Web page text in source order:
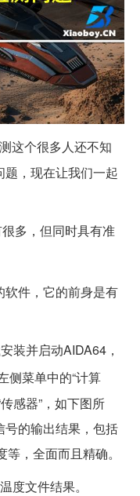
这个很多人还不知
，现在让我们一起
多，但同时具有准
件，它的前身是有
并启动AIDA64，
菜单中的“计算
感器”，如下图所
的输出结果，包括
，全面而且精确。
度文件结果。